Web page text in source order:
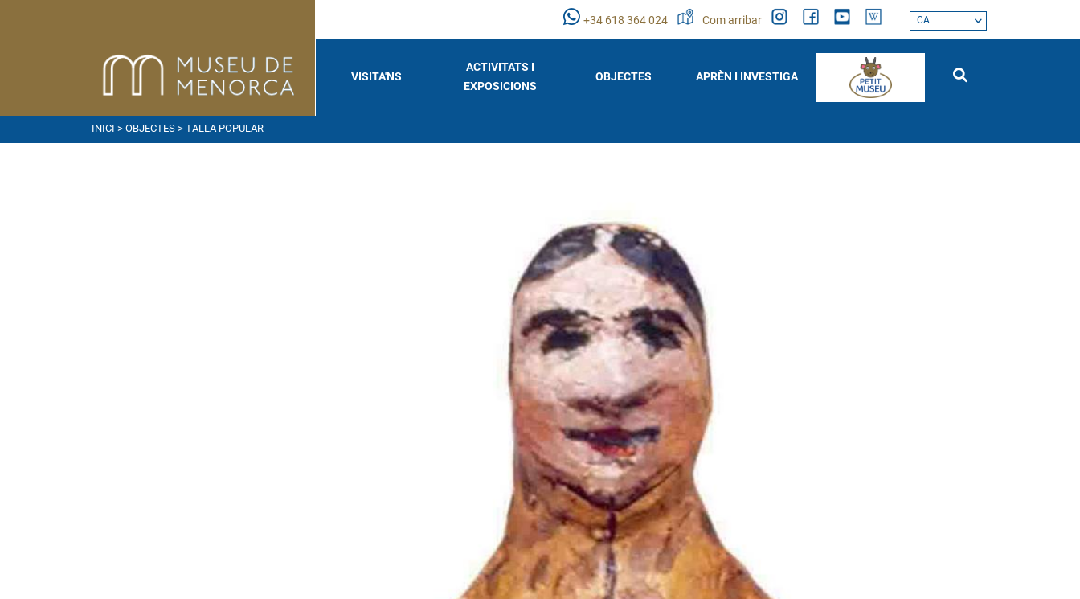
+34 618 364 024 Com arribar CA
VISITA'NS
ACTIVITATS I
EXPOSICIONS
OBJECTES APRÈN I INVESTIGA
INICI > OBJECTES > TALLA POPULAR